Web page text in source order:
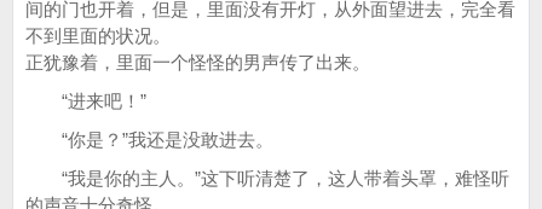
间的门也开着，但是，里面没有开灯，从外面望进去，完全看
不到里面的状况。
正犹豫着，里面一个怪怪的男声传了出来。
“进来吧！”
“你是？”我还是没敢进去。
“我是你的主人。”这下听清楚了，这人带着头罩，难怪听
的声音十分奇怪。